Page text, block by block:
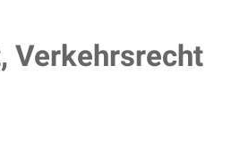
Verkehrsrecht